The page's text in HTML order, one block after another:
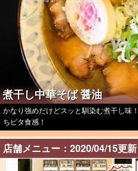
煮干し中華そば 醤油
かなり強めだけどスッと馴染む煮干し味
ちピタ食感！
店舗メニュー：2020/04/15更新